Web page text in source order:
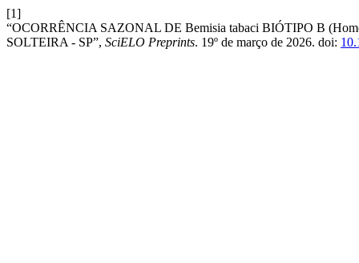
[1]
“OCORRÊNCIA SAZONAL DE Bemisia tabaci BIÓTIPO B
SOLTEIRA - SP”, SciELO Preprints. 19º de março de 2026. doi: